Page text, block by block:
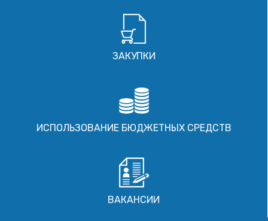
ЗАКУПКИ
ИСПОЛЬЗОВАНИЕ БЮДЖЕТНЫХ СРЕДСТВ
ВАКАНСИИ